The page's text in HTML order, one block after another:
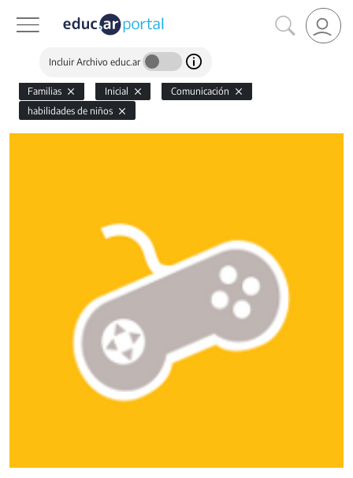
Incluir Archivo educ.ar
Familias Inicial
Comunicación
habilidades de niños